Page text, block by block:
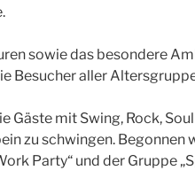
sowie das besondere
Besucher aller
Gäste mit Swing, Rock,
zu schwingen. Begonnen
Party“ und der Gruppe